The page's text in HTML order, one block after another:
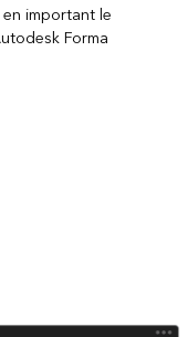
important le
Forma